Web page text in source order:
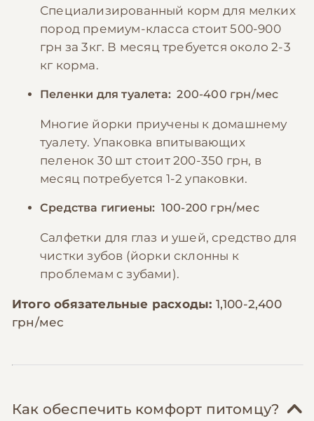
Специализированный корм для мелких
пород премиум-класса стоит 500-900
грн за 3кг. В месяц требуется около 2-3
кг корма.
Пеленки для туалета: 200-400 грн/мес
Многие йорки приучены к домашнему
туалету. Упаковка впитывающих
пеленок 30 шт стоит 200-350 грн, в
месяц потребуется 1-2 упаковки.
Средства гигиены: 100-200 грн/мес
Салфетки для глаз и ушей, средство для
чистки зубов (йорки склонны к
проблемам с зубами).
Итого обязательные расходы: 1,100-2,400
грн/мес
Как обеспечить комфорт питомцу?